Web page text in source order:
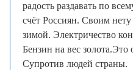
радость раздавать по
счёт Россиян. Своим
зимой. Электричество
Бензин на вес золота.Это
Супротив людей страны.